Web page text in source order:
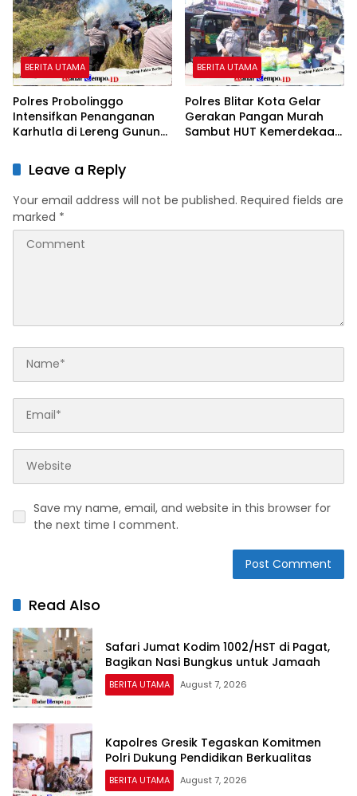
BERITA UTAMA
Polres Probolinggo
Intensifkan Penanganan
Karhutla di Lereng Gunung
BERITA UTAMA
Polres Blitar Kota Gelar
Gerakan Pangan Murah
Sambut HUT Kemerdekaan
Leave a Reply
Your email address will not be published. Required fields are
marked *
Save my name, email, and website in this browser for
the next time I comment.
Read Also
Safari Jumat Kodim 1002/HST di Pagat,
Bagikan Nasi Bungkus untuk Jamaah
BERITA UTAMA August 7, 2026
Kapolres Gresik Tegaskan Komitmen
Polri Dukung Pendidikan Berkualitas
BERITA UTAMA August 7, 2026